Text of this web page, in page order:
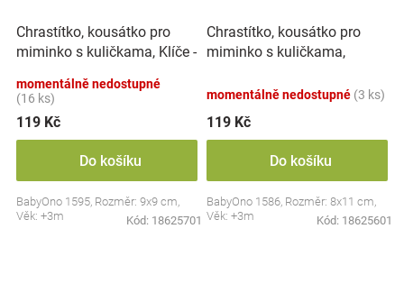
Chrastítko, kousátko pro
miminko s kuličkama, Klíče -
momentálně nedostupné
(16 ks)
119 Kč
Do košíku
BabyOno 1595, Rozměr: 9x9 cm,
Věk: +3m
Kód: 18625701
Chrastítko, kousátko pro
miminko s kuličkama,
momentálně nedostupné (3 ks)
119 Kč
Do košíku
BabyOno 1586, Rozměr: 8x11 cm,
Věk: +3m
Kód: 18625601